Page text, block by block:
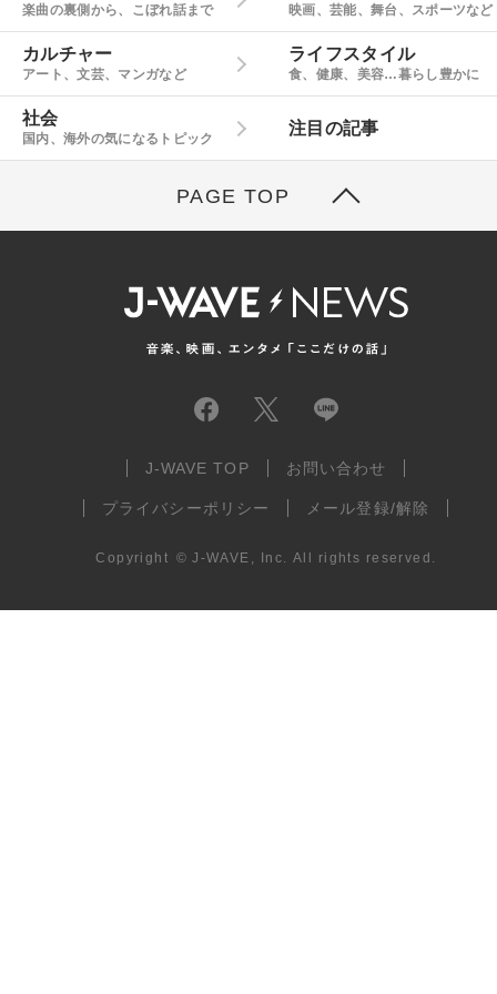
楽曲の裏側から、こぼれ話まで 映画、芸能、舞台、スポーツなど
カルチャー
アート、文芸、マンガなど
ライフスタイル
食、健康、美容…暮らし豊かに
社会
国内、海外の気になるトピック
注目の記事
PAGE TOP
J-WAVE TOP お問い合わせ
プライバシーポリシー メール登録/解除
Copyright © J-WAVE, Inc. All rights reserved.